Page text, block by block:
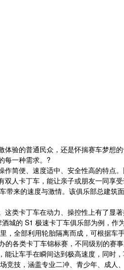
验的普通民众，还是怀揣赛车梦想
每一种需求。?
作简便、速度适中、安全性高的特点
人卡丁车，能让亲子或朋友一同享
来的速度与激情。该俱乐部总建
类卡丁车在动力、操控性上有了显
城的 S1 极速卡丁车俱乐部为例，
全部利用轮胎隔离而成，可根据车
各类卡丁车锦标赛，不同级别的赛
让车手在瞬间达到极高速度，同时
技，涵盖专业二冲、青少年、成